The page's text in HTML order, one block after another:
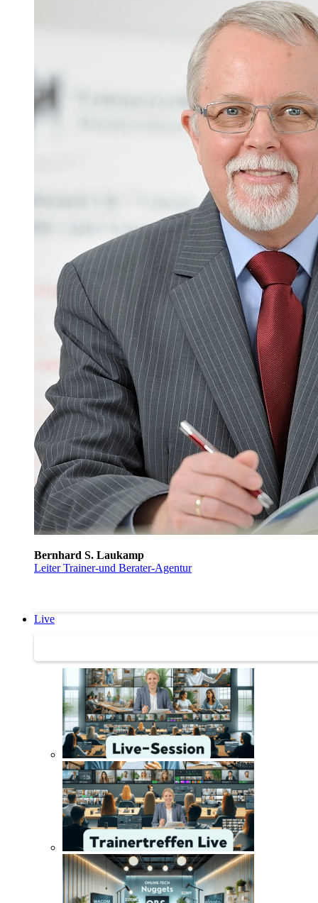
Bernhard S. Laukamp
Leiter Trainer-und Berater-Agentur
Live